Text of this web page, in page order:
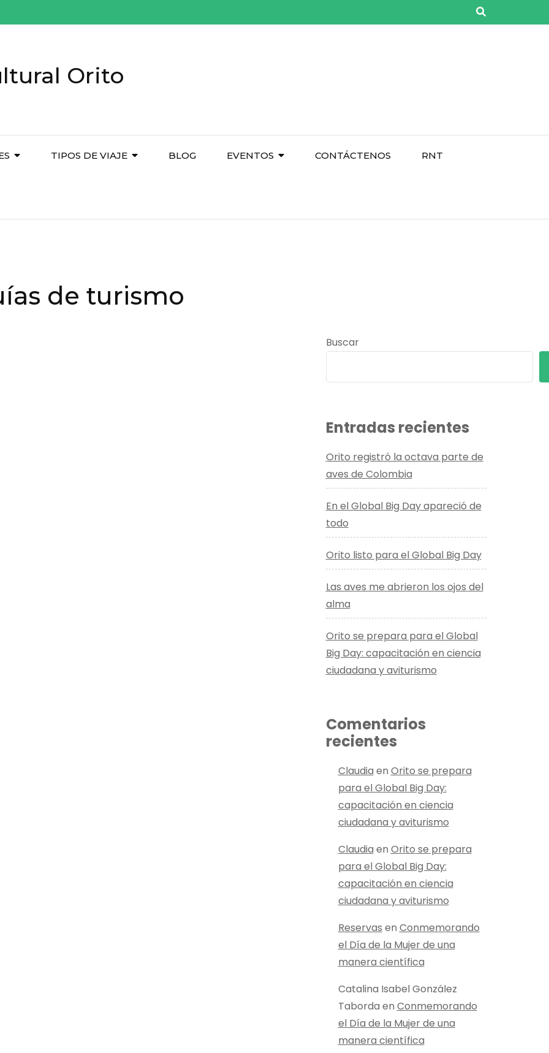
Orito
TIPOS DE VIAJE BLOG EVENTOS CONTÁCTENOS RNT
de turismo
Buscar
Entradas recientes
Orito registró la octava parte de
aves de Colombia
En el Global Big Day apareció de
todo
Orito listo para el Global Big Day
Las aves me abrieron los ojos del
alma
Orito se prepara para el Global
Big Day: capacitación en ciencia
ciudadana y aviturismo
Comentarios
recientes
Claudia en Orito se prepara
para el Global Big Day:
capacitación en ciencia
ciudadana y aviturismo
Claudia en Orito se prepara
para el Global Big Day:
capacitación en ciencia
ciudadana y aviturismo
Reservas en Conmemorando
el Día de la Mujer de una
manera científica
Catalina Isabel González
Taborda en Conmemorando
el Día de la Mujer de una
manera científica